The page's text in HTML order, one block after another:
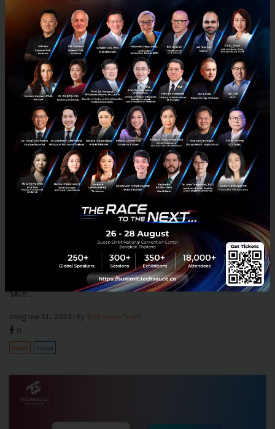
Based On adobe canva
Canva เข้าซื้อ Leonardo.AI เสริมแกร่งฟีเจอร์ AI พร้อมชน
Canva แพลตฟอร์มออกแบบกราฟฟิกสัญชาติออสซี่ กำลังดำเนินการเข้า
ซื้อ Leonardo.ai บริษัทสตาร์ทอัพผู้พัฒนาเครื่องมือ AI สร้างรูปภาพและ
วิดีโอ...
กรกฎาคม 31, 2024 | By Techsauce Team
0
News canva